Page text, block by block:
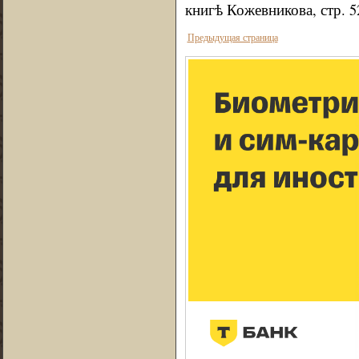
книгѣ Кожевникова, стр.
Предыдущая страница